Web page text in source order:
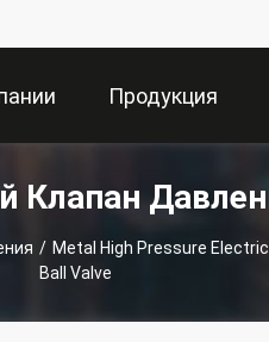
Продукция
Клапан
/ Metal High Pressure
Ball Valve